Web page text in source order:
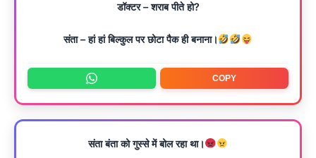
डॉक्टर – शराब पीते हो?
संता – हां हां बिल्कुल पर छोटा पैक ही बनाना।
COPY
संता बंता को गुस्से में बोल रहा था।